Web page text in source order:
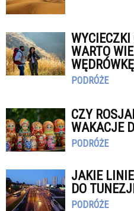
WARTO
PODRÓŻE
CZY
WAKACJE
PODRÓŻE
JAKIE
DO
PODRÓŻE